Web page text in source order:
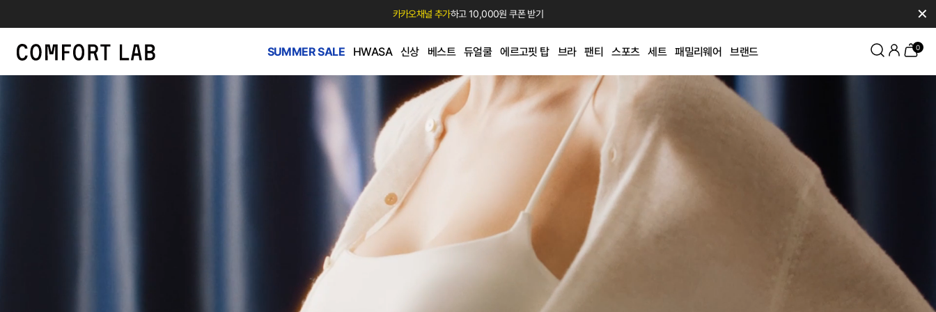
카카오채널 추가하고 10,000원 쿠폰 받기 ✕
SUMMER SALE HWASA 신상 베스트 듀얼쿨 에르고핏 탑 브라 팬티 스포츠 세트 패밀리웨어 브랜드 0